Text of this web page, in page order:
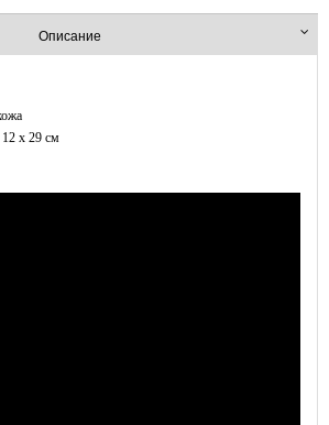
Описание
x 29 см